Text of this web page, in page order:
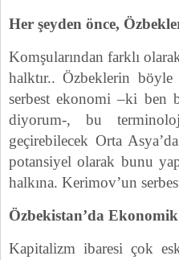
Her şeyden önce,
Komşularından farklı
halktır.. Özbeklerin
serbest ekonomi –ki ben
diyorum-, bu
geçirebilecek Orta
potansiyel olarak bunu
halkına. Kerimov’un
Özbekistan’da
Kapitalizm ibaresi çok